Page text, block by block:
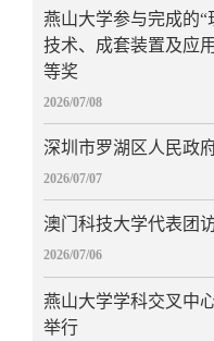
燕山大学参与完成的
技术、成套装置及应
等奖
2026/07/08
深圳市罗湖区人民政
2026/07/07
澳门科技大学代表团
2026/07/06
燕山大学学科交叉中
举行